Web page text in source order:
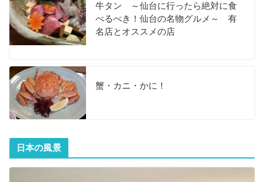
牛タン ～仙台に行ったら絶対に食
べるべき！仙台の名物グルメ～ 有
名店とオススメの店
蟹・カニ・かに！
日本の風景